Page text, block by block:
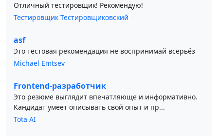
Отличный тестировщик! Рекомендую!
Тестировщик Тестировщиковский
asf
Это тестовая рекомендация не воспринимай всерьёз
Michael Emtsev
Frontend-разработчик
Это резюме выглядит впечатляюще и информативно.
Кандидат умеет описывать свой опыт и пр...
Tota AI